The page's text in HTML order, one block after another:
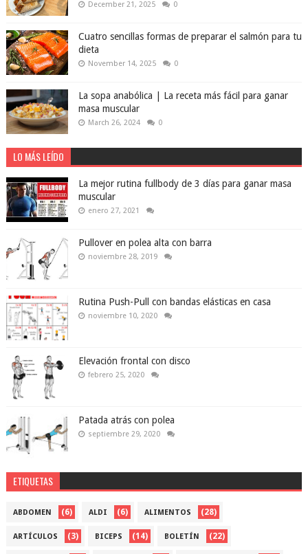
December 21, 2025 0
Cuatro sencillas formas de preparar el salmón para tu
dieta
November 14, 2025 0
La sopa anabólica | La receta más fácil para ganar
masa muscular
March 26, 2024 0
LO MÁS LEÍDO
La mejor rutina fullbody de 3 días para ganar masa
muscular
enero 27, 2021
Pullover en polea alta con barra
noviembre 28, 2019
Rutina Push-Pull con bandas elásticas en casa
noviembre 10, 2020
Elevación frontal con disco
febrero 25, 2020
Patada atrás con polea
septiembre 29, 2020
ETIQUETAS
ABDOMEN (6) ALDI (6) ALIMENTOS (28)
ARTÍCULOS (3) BICEPS (14) BOLETÍN (22)